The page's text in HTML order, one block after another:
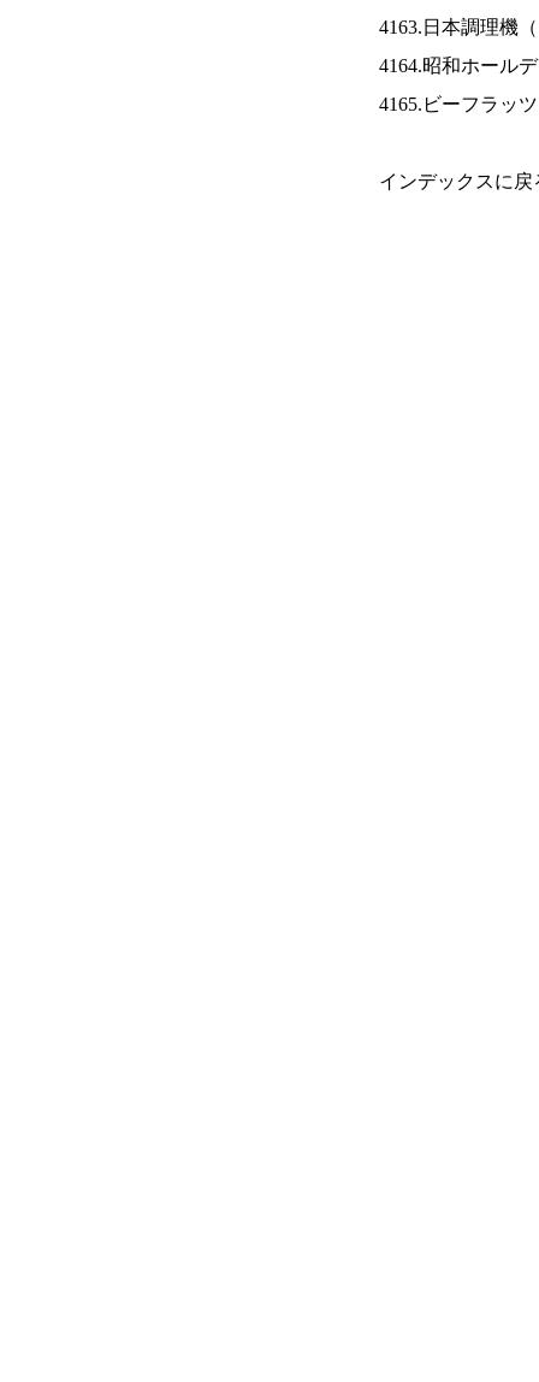
4163.日本調理機（
4164.昭和ホール
4165.ビーフラッ
インデックスに戻